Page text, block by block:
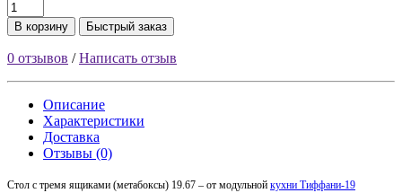
В корзину Быстрый заказ
0 отзывов /Написать отзыв
Описание
Характеристики
Доставка
Отзывы (0)
Стол с тремя ящиками (метабоксы) 19.67 – от модульной кухни Тиффани-19